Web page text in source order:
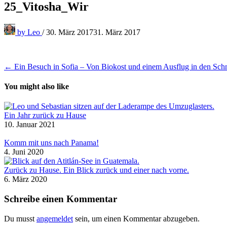
25_Vitosha_Wir
by Leo / 30. März 201731. März 2017
Beitragsnavigation
← Ein Besuch in Sofia – Von Biokost und einem Ausflug in den
You might also like
Ein Jahr zurück zu Hause
10. Januar 2021
Komm mit uns nach Panama!
4. Juni 2020
Zurück zu Hause. Ein Blick zurück und einer nach vorne.
6. März 2020
Schreibe einen Kommentar
Du musst angemeldet sein, um einen Kommentar abzugeben.